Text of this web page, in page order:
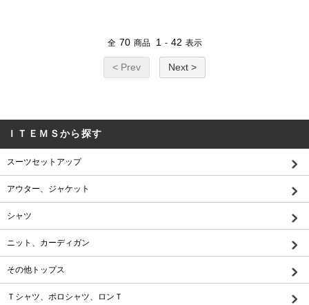
全 70 商品 1 - 42 表示
< Prev Next >
ＩＴＥＭＳから探す
スーツセットアップ
アウター、ジャケット
シャツ
ニット、カーディガン
その他トップス
Ｔシャツ、ポロシャツ、ロンＴ